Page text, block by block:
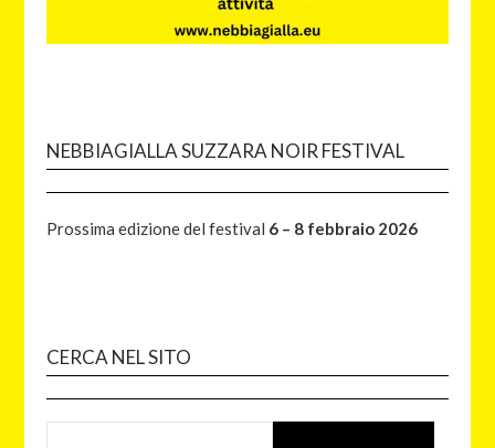
NEBBIAGIALLA SUZZARA NOIR FESTIVAL
Prossima edizione del festival 6 – 8 febbraio 2026
CERCA NEL SITO